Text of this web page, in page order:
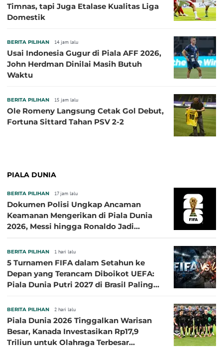
Timnas, tapi Juga Etalase Kualitas Liga
Domestik
BERITA PILIHAN 14 jam lalu
Usai Indonesia Gugur di Piala AFF 2026,
John Herdman Dinilai Masih Butuh
Waktu
BERITA PILIHAN 15 jam lalu
Ole Romeny Langsung Cetak Gol Debut,
Fortuna Sittard Tahan PSV 2-2
PIALA DUNIA
BERITA PILIHAN 17 jam lalu
Dokumen Polisi Ungkap Ancaman
Keamanan Mengerikan di Piala Dunia
2026, Messi hingga Ronaldo Jadi
BERITA PILIHAN 1 hari lalu
5 Turnamen FIFA dalam Setahun ke
Depan yang Terancam Diboikot UEFA:
Piala Dunia Putri 2027 di Brasil Paling
BERITA PILIHAN 2 hari lalu
Piala Dunia 2026 Tinggalkan Warisan
Besar, Kanada Investasikan Rp17,9
Triliun untuk Olahraga Terbesar